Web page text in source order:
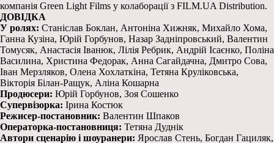
компанія Green Light Films у колаборації з FILM.UA Distribution.
ДОВІДКА
У ролях: Станіслав Боклан, Антоніна Хижняк, Михайло Хома,
Ганна Кузіна, Юрій Горбунов, Назар Задніпровський, Валентин
Томусяк, Анастасія Іванюк, Лілія Ребрик, Андрій Ісаєнко, Поліна
Василина, Христина Федорак, Анна Сагайдачна, Дмитро Сова,
Іван Мерзляков, Олена Хохлаткіна, Тетяна Круліковська,
Вікторія Білан-Ращук, Аліна Кошарна
Продюсери: Юрій Горбунов, Зоя Сошенко
Супервізорка: Ірина Костюк
Режисер-постановник: Валентин Шпаков
Операторка-постановниця: Тетяна Дуднік
Автори сценарію і шоуранери: Ярослав Стень, Богдан Гациляк,